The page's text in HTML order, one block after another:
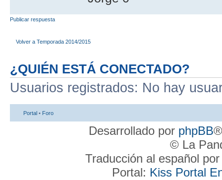
Publicar respuesta
Volver a Temporada 2014/2015
¿QUIÉN ESTÁ CONECTADO?
Usuarios registrados: No hay
Portal • Foro
Desarrollado por phpBB
© La
Traducción al español
Portal: Kiss Portal